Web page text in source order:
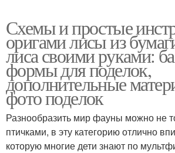
Схемы и простые
оригами лисы из
лиса своими руками:
формы для поделок,
дополнительные
фото поделок
Разнообразить мир фауны можно не
птичками, в эту категорию отлично
которую многие дети знают по